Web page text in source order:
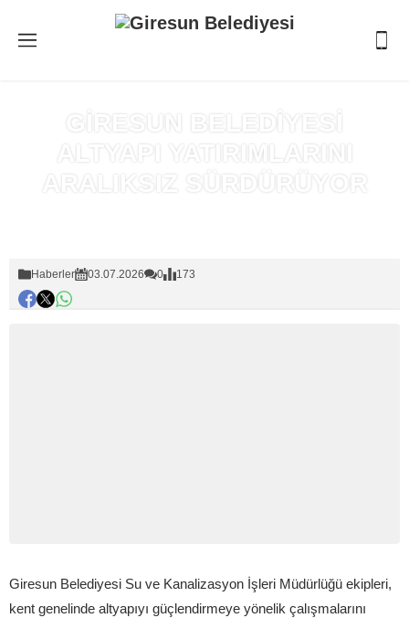
GİRESUN BELEDİYESİ
ALTYAPI YATIRIMLARINI
ARALIKSIZ SÜRDÜRÜYOR
Haberler 03.07.2026 0 173
Giresun Belediyesi Su ve Kanalizasyon İşleri Müdürlüğü ekipleri,
kent genelinde altyapıyı güçlendirmeye yönelik çalışmalarını